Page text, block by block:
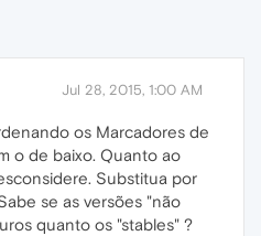
Jul 28, 2015, 1:00 AM
os Marcadores de
o de baixo. Quanto ao
Substitua por
se as versões "não
quanto os "stables" ?